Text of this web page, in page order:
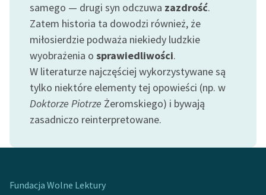
lektur szkolnych oraz
Starego Testamentu
Odkurzamy bohaterów
Szkoła Poezji Wolnych
Lektur
O nas
Zespół
samego — drugi syn odczuwa zazdrość.
Zatem historia ta dowodzi również, że
miłosierdzie podważa niekiedy ludzkie
wyobrażenia o sprawiedliwości.
W literaturze najczęściej wykorzystywane są
tylko niektóre elementy tej opowieści (np. w
Doktorze Piotrze Żeromskiego) i bywają
zasadniczo reinterpretowane.
Fundacja Wolne Lektury